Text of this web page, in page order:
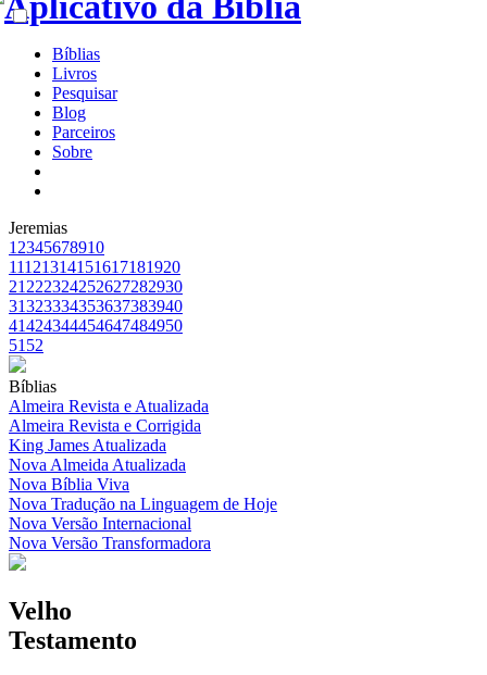
Bíblias
Livros
Pesquisar
Blog
Parceiros
Sobre
Jeremias
1 2345678910
11121314151617181920
21 222324252627282930
31323334353637383940
41424344454647484950
51 52
Bíblias
Almeira Revista e Atualizada
Almeira Revista e Corrigida
King James Atualizada
Nova Almeida Atualizada
Nova Bíblia Viva
Nova Tradução na Linguagem de Hoje
Nova Versão Internacional
Nova Versão Transformadora
Velho
Testamento